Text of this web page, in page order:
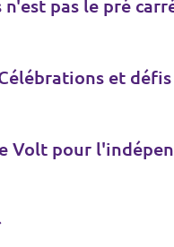
pas le pré
et défis
Volt pour